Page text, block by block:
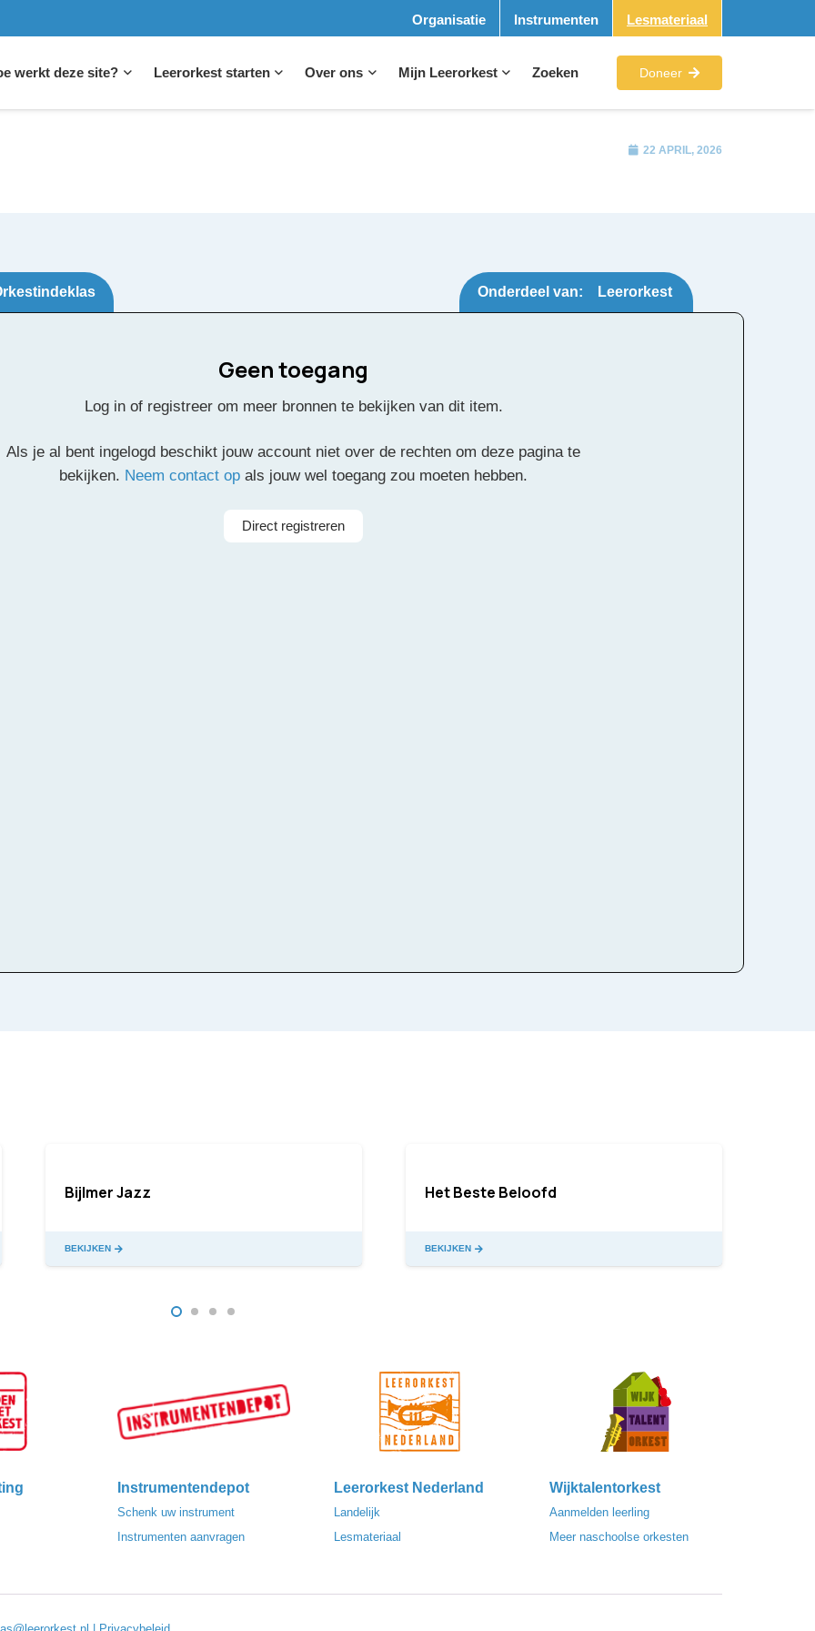
Organisatie Instrumenten Lesmateriaal
werkt deze site? Leerorkest starten Over ons Mijn Leerorkest Zoeken Doneer
22 APRIL, 2026
Onderdeel van: Leerorkest
(ingekort)
account aanmaken is gratis. Registreer
een account. Je registratie moet
worden geverifieerd. Controleer het postvak van je opgegeven e-mailadres en
Geen toegang
Log in of registreer om meer bronnen te bekijken van dit item.
Als je al bent ingelogd beschikt jouw account niet over de rechten om deze pagina te
bekijken. Neem contact op als jouw wel toegang zou moeten hebben.
Direct registreren
Bijlmer Jazz
BEKIJKEN
Het Beste Beloofd
BEKIJKEN
Instrumentendepot
Schenk uw instrument
Instrumenten aanvragen
Leerorkest Nederland
Landelijk
Lesmateriaal
Wijktalentorkest
Aanmelden leerling
Meer naschoolse orkesten